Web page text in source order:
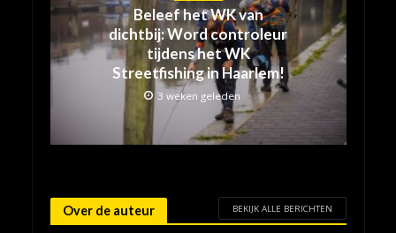
Beleef het WK van
dichtbij: Word controleur
tijdens het WK
Streetfishing in Haarlem!
3 weken geleden
Over de auteur BEKIJK ALLE BERICHTEN